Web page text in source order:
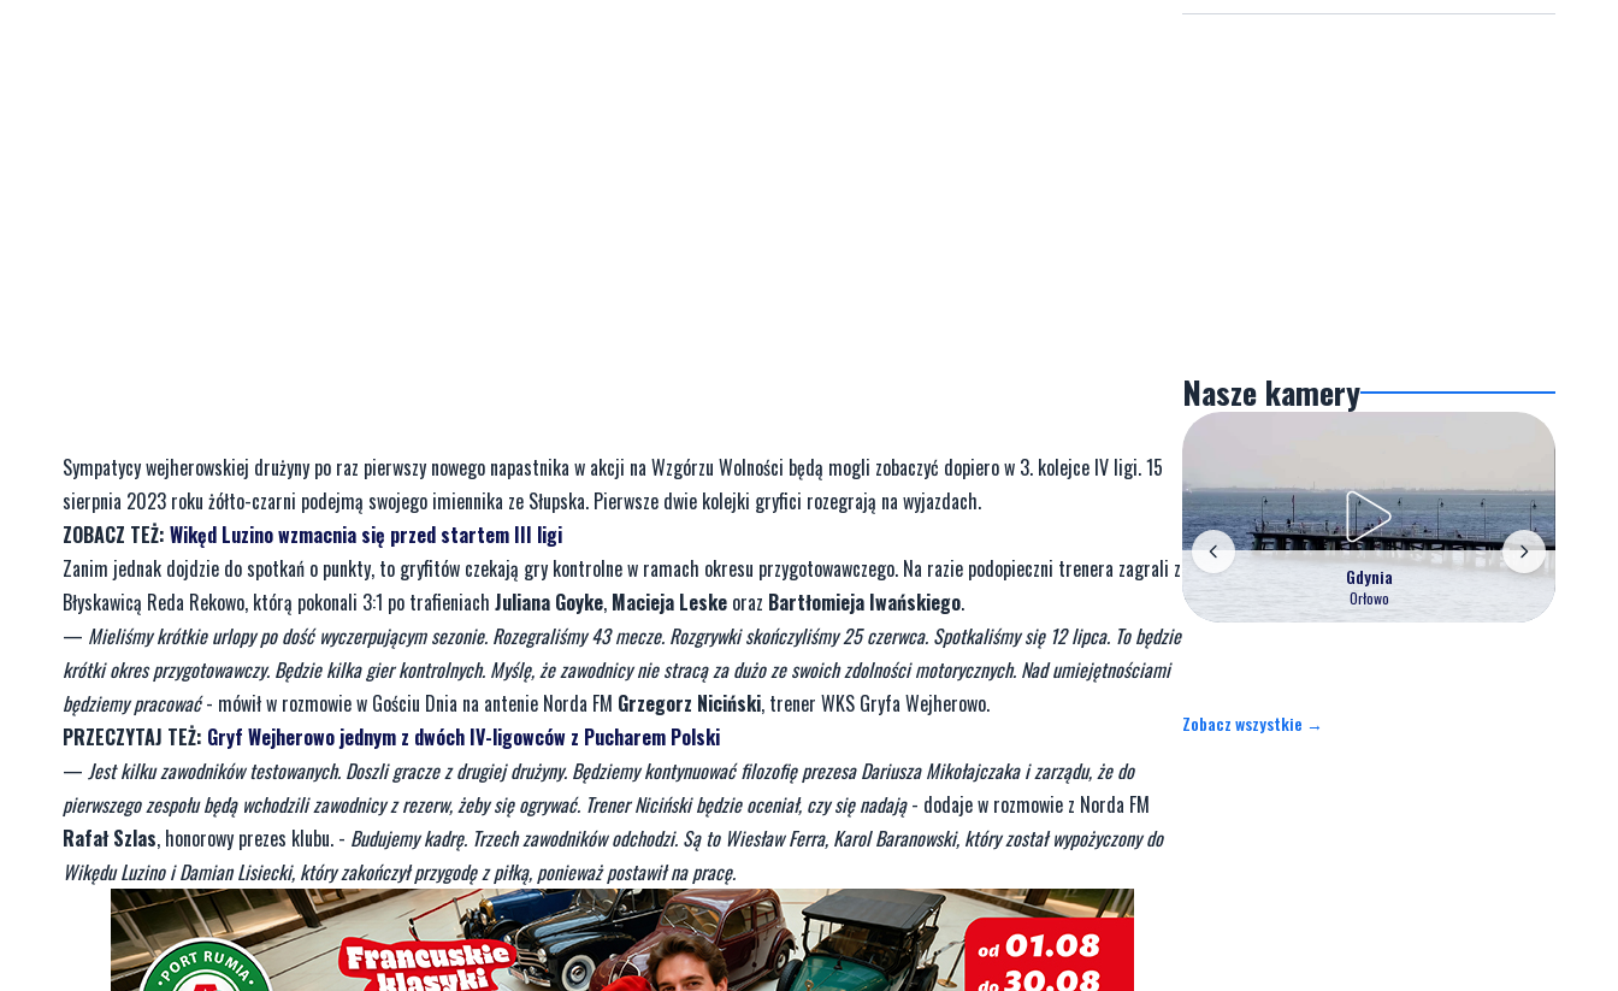
Sympatycy wejherowskiej drużyny po raz pierwszy nowego napastnika w akcji na Wzgórzu Wolności będą mogli zobaczyć dopiero w 3. kolejce IV ligi. 15
sierpnia 2023 roku żółto-czarni podejmą swojego imiennika ze Słupska. Pierwsze dwie kolejki gryfici rozegrają na wyjazdach.
ZOBACZ TEŻ: Wikęd Luzino wzmacnia się przed startem III ligi
Zanim jednak dojdzie do spotkań o punkty, to gryfitów czekają gry kontrolne w ramach okresu przygotowawczego. Na razie podopieczni trenera zagrali z
Błyskawicą Reda Rekowo, którą pokonali 3:1 po trafieniach Juliana Goyke, Macieja Leske oraz Bartłomieja Iwańskiego.
— Mieliśmy krótkie urlopy po dość wyczerpującym sezonie. Rozegraliśmy 43 mecze. Rozgrywki skończyliśmy 25 czerwca. Spotkaliśmy się 12 lipca. To będzie
krótki okres przygotowawczy. Będzie kilka gier kontrolnych. Myślę, że zawodnicy nie stracą za dużo ze swoich zdolności motorycznych. Nad umiejętnościami
będziemy pracować- mówił w rozmowie w Gościu Dnia na antenie Norda FM Grzegorz Niciński, trener WKS Gryfa Wejherowo.
PRZECZYTAJ TEŻ: Gryf Wejherowo jednym z dwóch IV-ligowców z Pucharem Polski
— Jest kilku zawodników testowanych. Doszli gracze z drugiej drużyny. Będziemy kontynuować filozofię prezesa Dariusza Mikołajczaka i zarządu, że do
pierwszego zespołu będą wchodzili zawodnicy z rezerw, żeby się ogrywać. Trener Niciński będzie oceniał, czy się nadają- dodaje w rozmowie z Norda FM
Rafał Szlas, honorowy prezes klubu. - Budujemy kadrę. Trzech zawodników odchodzi. Są to Wiesław Ferra, Karol Baranowski, który został wypożyczony do
Wikędu Luzino i Damian Lisiecki, który zakończył przygodę z piłką, ponieważ postawił na pracę.
Nasze kamery
Gdynia
Orłowo
Zobacz wszystkie →